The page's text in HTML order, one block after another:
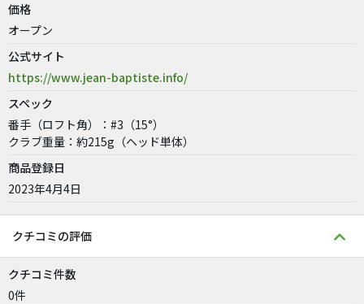
価格
オープン
公式サイト
https://www.jean-baptiste.info/
スペック
番手（ロフト角）：#3（15°）
クラブ重量：約215g（ヘッド単体）
商品登録日
2023年4月4日
クチコミの評価
クチコミ件数
0件